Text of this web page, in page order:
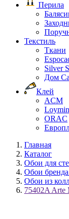
Перила
Текстиль
Ткани
Silver
Дом
Клей
ACM
ORAC
Главная
Каталог
Обои для
Обои
Обои из
75402A Arte